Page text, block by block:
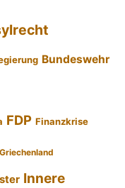
Bundeswehr
FDP Finanzkrise
Griechenland
Innere